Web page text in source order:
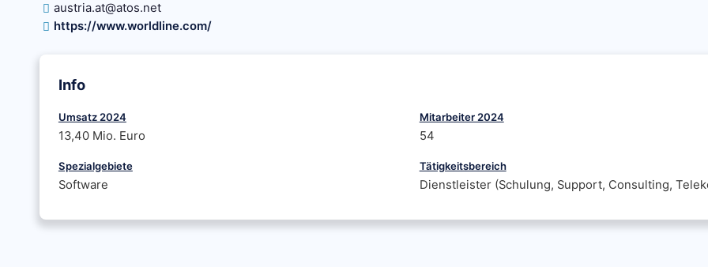
austria.at@atos.net
https://www.worldline.com/
Info
Umsatz 2024
13,40 Mio. Euro
Mitarbeiter 2024
54
Spezialgebiete
Software
Tätigkeitsbereich
Dienstleister (Schulung, Support, Consulting,